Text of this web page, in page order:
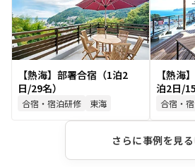
【熱海】部署合宿（1泊2
日/29名）
合宿・宿泊研修 東海
【熱海
泊2日/15
合宿・
さらに事例を見る